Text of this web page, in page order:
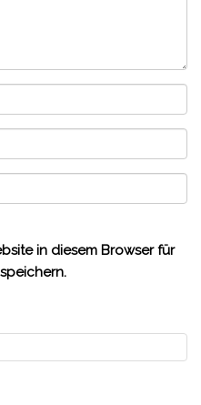
in diesem Browser für